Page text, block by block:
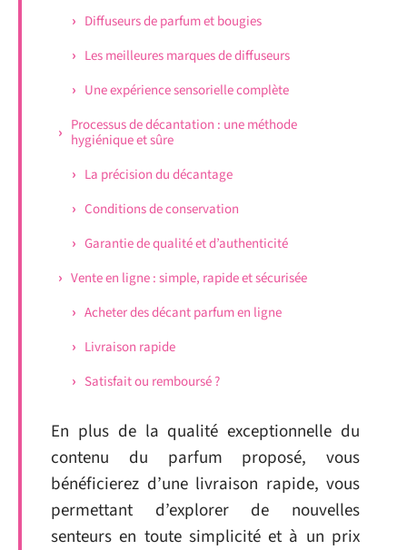
Diffuseurs de parfum et bougies
Les meilleures marques de diffuseurs
Une expérience sensorielle complète
Processus de décantation : une méthode
hygiénique et sûre
La précision du décantage
Conditions de conservation
Garantie de qualité et d’authenticité
Vente en ligne : simple, rapide et sécurisée
Acheter des décant parfum en ligne
Livraison rapide
Satisfait ou remboursé ?
En plus de la qualité exceptionnelle du
contenu du parfum proposé, vous
bénéficierez d’une livraison rapide, vous
permettant d’explorer de nouvelles
senteurs en toute simplicité et à un prix